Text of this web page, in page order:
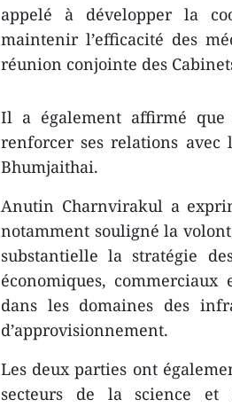
appelé à développer la
maintenir l’efficacité des
réunion conjointe des
Il a également affirmé que
renforcer ses relations
Bhumjaithai.
Anutin Charnvirakul a
notamment souligné la
substantielle la stratégie
économiques,
dans les domaines des
d’approvisionnement.
Les deux parties ont
secteurs de la science